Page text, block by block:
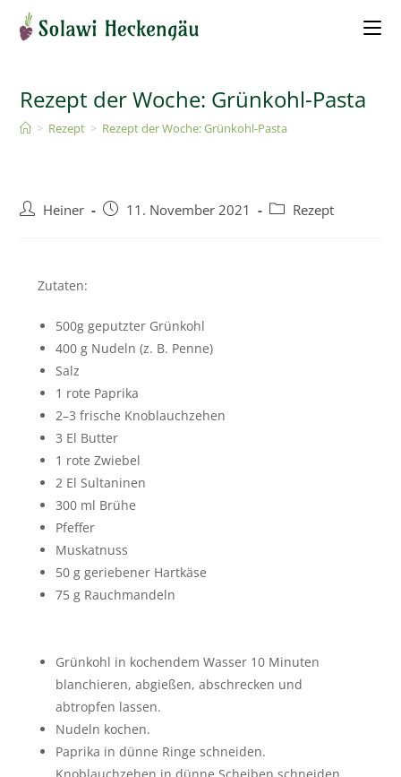
Rezept der Woche: Grünkohl-Pasta
> Rezept > Rezept der Woche: Grünkohl-Pasta
Heiner 11. November 2021 Rezept
Zutaten:
500g geputzter Grünkohl
400 g Nudeln (z. B. Penne)
Salz
1 rote Paprika
2–3 frische Knoblauchzehen
3 El Butter
1 rote Zwiebel
2 El Sultaninen
300 ml Brühe
Pfeffer
Muskatnuss
50 g geriebener Hartkäse
75 g Rauchmandeln
Grünkohl in kochendem Wasser 10 Minuten
blanchieren, abgießen, abschrecken und
abtropfen lassen.
Nudeln kochen.
Paprika in dünne Ringe schneiden.